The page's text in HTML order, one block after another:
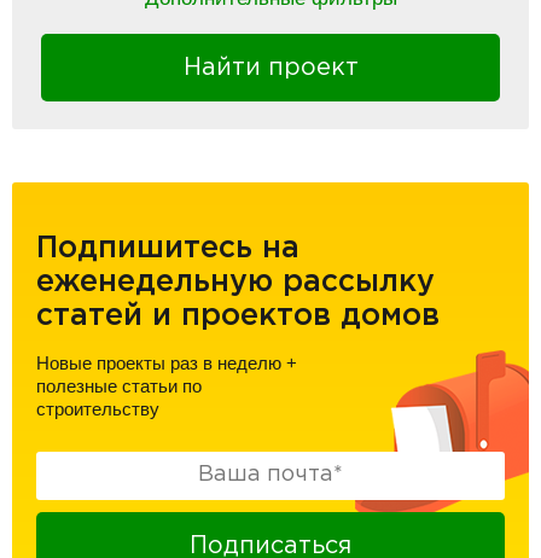
Найти проект
Подпишитесь на
еженедельную рассылку
статей и проектов домов
Новые проекты раз в неделю +
полезные статьи по
строительству
Подписаться